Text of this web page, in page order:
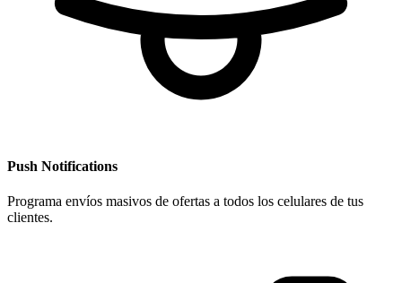
Push Notifications
Programa envíos masivos de ofertas a todos los celulares de tus
clientes.